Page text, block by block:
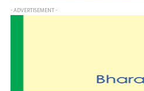
- ADVERTISEMENT -